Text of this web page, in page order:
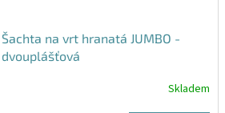
Šachta na vrt hranatá JUMBO -
dvouplášťová
Skladem